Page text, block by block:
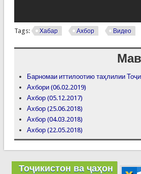
Tags: Хабар Ахбор Видео
Барномаи иттилоотию таҳлилии
Ахбори (06.02.2019)
Ахбор (05.12.2017)
Ахбор (25.06.2018)
Ахбор (04.03.2018)
Ахбор (22.05.2018)
Тоҷикистон ва ҷаҳон